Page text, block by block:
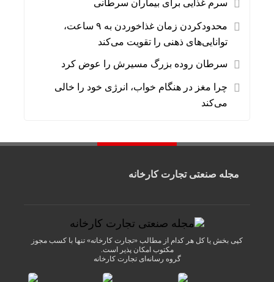
سرم غذایی برای بیماران سرطانی
محدودکردن زمان غذاخوردن به ۹ ساعت،
توانایی‌های ذهنی را تقویت می‌کند
سرطان روده بزرگ مسیرش را عوض کرد
چرا مغز در هنگام خواب، انرژی خود را خالی
می‌کند
مجله صنعتی تجارت کارخانه
کپی بخش یا کل هر کدام از مطالب «تجارت کارخانه» تنها با کسب مجوز
مکتوب امکان پذیر است.
گروه رسانه‌ایتجارت کارخانه